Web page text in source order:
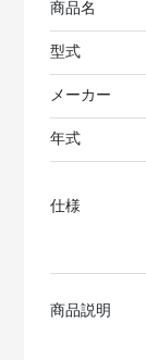
商品名
型式
メーカー
年式
仕様
商品説明